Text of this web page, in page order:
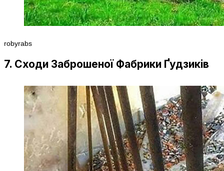
robyrabs
7. Сходи Заброшеної Фабрики Ґудзиків